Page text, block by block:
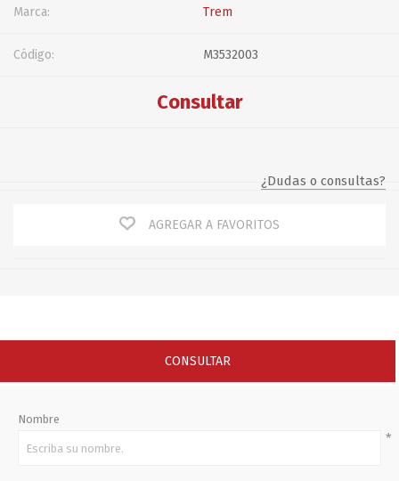
Marca: Trem
Código: M3532003
Consultar
¿Dudas o consultas?
AGREGAR A FAVORITOS
CONSULTAR
Nombre
*